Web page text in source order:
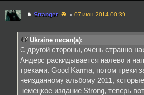
Stranger ☻ » 07 июн 2014 00:39
Ukraine писал(а):
С другой стороны, очень странно
Андерс раскидывается налево и
треками. Good Karma, потом треки
неизданному альбому 2011,
немецкое издание Strong, теперь